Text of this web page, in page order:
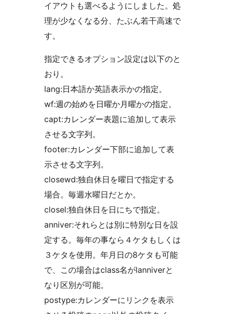
イアウトも選べるようにしました。処
理が少なくなる分、たぶん若干高速で
す。
指定できるオプション設定は以下のと
おり。
lang:日本語か英語表示かの指定。
wf:週の始めを日曜か月曜かの指定。
capt:カレンダー表題に追加して表示
させる文字列。
footer:カレンダー下部に追加して表
示させる文字列。
closewd:独自休日を曜日で指定する
場合。毎週水曜日だとか。
closel:独自休日を日にちで指定。
anniver:それらとは別に特別な日を設
定する。毎年の事なら４ケタもしくは
３ケタを使用。年月日の8ケタも可能
で、この場合はclass名がlanniverと
なり区別が可能。
postype:カレンダーにリンクを表示